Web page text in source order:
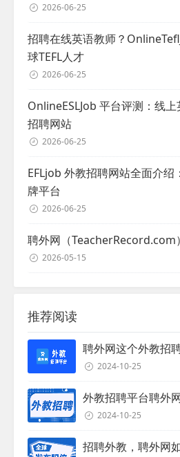
2026-06-25
招聘在线英语教师？
球TEFL人才
2026-06-25
OnlineESLJob 平台评测：线
招聘网站
2026-06-25
EFLjob 外教招聘网站全面介绍
牌平台
2026-06-25
聘外网（TeacherRecord.com
2026-05-15
推荐阅读
聘外网这个外教招
2024-10-25
外教招聘平台聘外
2024-10-25